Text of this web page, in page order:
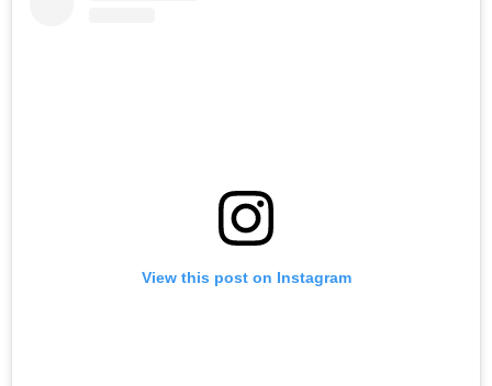
View this post on Instagram